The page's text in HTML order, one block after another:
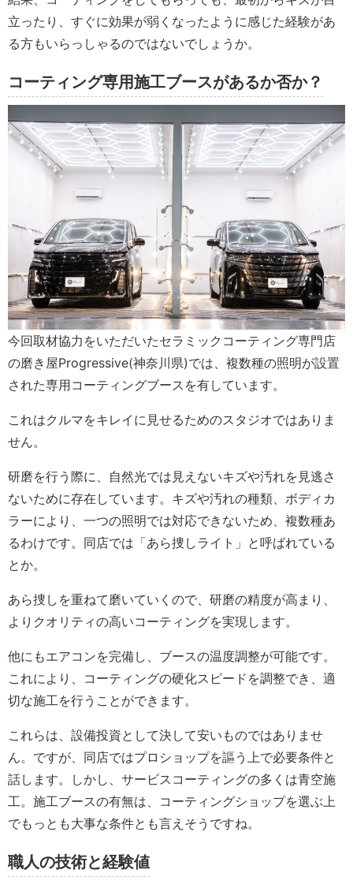
立ったり、すぐに効果が弱くなったように感じた経験があ
る方もいらっしゃるのではないでしょうか。
コーティング専用施工ブースがあるか否か？
今回取材協力をいただいたセラミックコーティング専門店
の磨き屋Progressive(神奈川県)では、複数種の照明が設置
された専用コーティングブースを有しています。
これはクルマをキレイに見せるためのスタジオではありま
せん。
研磨を行う際に、自然光では見えないキズや汚れを見逃さ
ないために存在しています。キズや汚れの種類、ボディカ
ラーにより、一つの照明では対応できないため、複数種あ
るわけです。同店では「あら捜しライト」と呼ばれている
とか。
あら捜しを重ねて磨いていくので、研磨の精度が高まり、
よりクオリティの高いコーティングを実現します。
他にもエアコンを完備し、ブースの温度調整が可能です。
これにより、コーティングの硬化スピードを調整でき、適
切な施工を行うことができます。
これらは、設備投資として決して安いものではありませ
ん。ですが、同店ではプロショップを謳う上で必要条件と
話します。しかし、サービスコーティングの多くは青空施
工。施工ブースの有無は、コーティングショップを選ぶ上
でもっとも大事な条件とも言えそうですね。
職人の技術と経験値